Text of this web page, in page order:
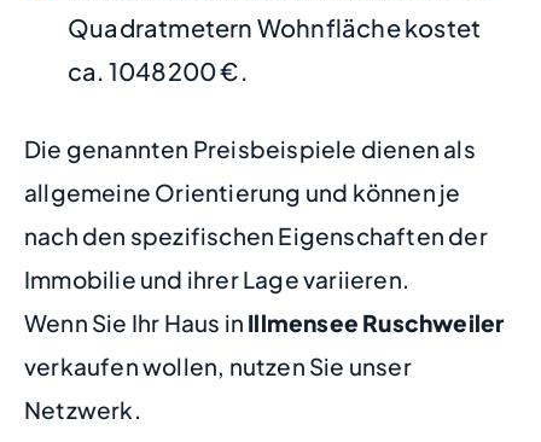
Quadratmetern Wohnfläche kostet
ca. 1048200 €.
Die genannten Preisbeispiele dienen als
allgemeine Orientierung und können je
nach den spezifischen Eigenschaften der
Immobilie und ihrer Lage variieren.
Wenn Sie Ihr Haus in Illmensee Ruschweiler
verkaufen wollen, nutzen Sie unser
Netzwerk.